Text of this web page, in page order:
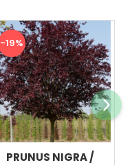
-19%
PRUNUS NIGRA /